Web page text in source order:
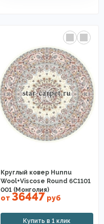
Круглый ковер Hunnu
Wool+Viscose Round 6C1101
001 (Монголия)
от 36447 руб